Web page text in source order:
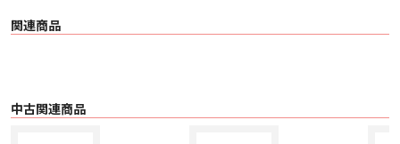
〇 2系統のサブウーファープリアウト を装備
■ 仕様
関連商品
中古関連商品